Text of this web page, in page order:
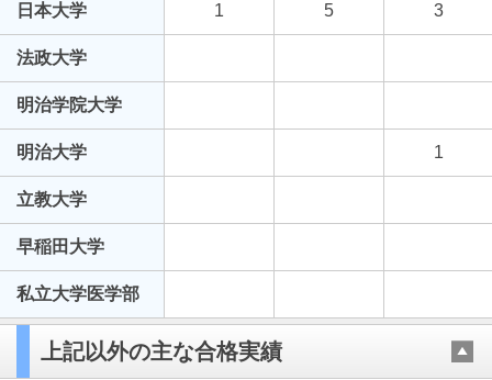
日本大学 1 5 3
法政大学
明治学院大学
明治大学 1
立教大学
早稲田大学
私立大学医学部
上記以外の主な合格実績